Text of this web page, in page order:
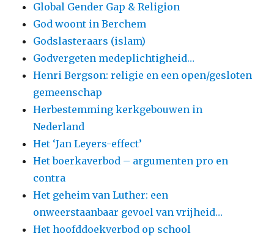
Global Gender Gap & Religion
God woont in Berchem
Godslasteraars (islam)
Godvergeten medeplichtigheid…
Henri Bergson: religie en een open/gesloten
gemeenschap
Herbestemming kerkgebouwen in
Nederland
Het ‘Jan Leyers-effect’
Het boerkaverbod – argumenten pro en
contra
Het geheim van Luther: een
onweerstaanbaar gevoel van vrijheid…
Het hoofddoekverbod op school